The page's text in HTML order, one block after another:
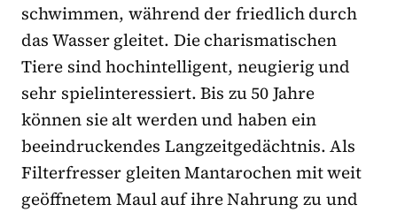
schwimmen, während der friedlich durch
das Wasser gleitet. Die charismatischen
Tiere sind hochintelligent, neugierig und
sehr spielinteressiert. Bis zu 50 Jahre
können sie alt werden und haben ein
beeindruckendes Langzeitgedächtnis. Als
Filterfresser gleiten Mantarochen mit weit
geöffnetem Maul auf ihre Nahrung zu und